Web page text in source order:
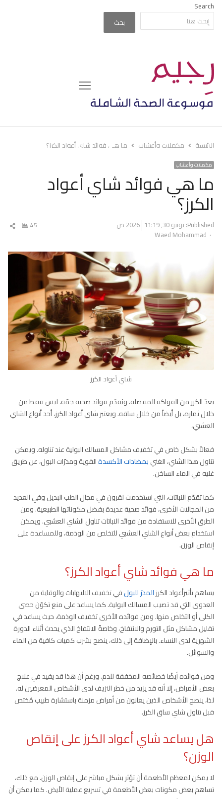
Search
بحث
Menu
الرئيسة مكملات وأعشاب ما هي فوائد شاي أعواد الكرز؟
مكملات وأعشاب
ما هي فوائد شاي أعواد
الكرز؟
Published: يونيو 30, 2026 11:19 ص
Author
Waed Mohammad
45
شاي أعواد الكرز
يعدّ الكرز من الفواكه المفضلة، ويُقدّم فوائد صحية جمّة، ليس فقط من
خلال ثماره، بل أيضاً من خلال ساقه. ويعتبر شاي أعواد الكرز، أحد أنواع الشاي
العشبي،
فعالاً بشكل خاص في تخفيف مشاكل المسالك البولية عند تناوله. ويمكن
تناول هذا الشاي، الغنيبمضادات الأكسدةالقوية ومدرّات البول، عن طريق
غليه في الماء الساخن.
كما تقدّم النباتات، التي استخدمت لقرون في مجال الطب البديل وفي العديد
من المجالات الأخرى، فوائد صحية عديدة بفضل مكوناتها الطبيعية. ومن
الطرق الأخرى للاستفادة من فوائد النباتات تناول الشاي العشبي. ويمكن
استخدام بعض أنواع الشاي العشبي للتخلص من الوذمة، وللمساعدة على
إنقاص الوزن.
ما هي فوائد شاي أعواد الكرز؟
يساهم تأثيرأعواد الكرزالمدرّ للبولفي تخفيف الالتهابات والوقاية من
العدوى التي قد تصيب المسالك البولية. كما يساعد على منع تكوّن حصى
الكلى أو التخلص منها. ومن فوائده الأخرى تخفيف الوذمة، حيث يساعد في
تقليل مشاكل مثل التورم والانتفاخ، وخاصةً الانتفاخ الذي يحدث أثناء الدورة
الشهرية لدى النساء. بالإضافة إلى ذلك، ينصح بشرب كميات كافية من الماء
والسوائل.
ومن فوائده أيضًا خصائصه المخففة للدم. ورغم أن هذا قد يفيد في علاج
بعض الأمراض، إلا أنه قد يزيد من خطر النزيف لدى الأشخاص المعرضين له.
لذا، ينصح الأشخاص الذين يعانون من أمراض مزمنة باستشارة طبيب مُختص
قبل تناول شاي ساق الكرز.
هل يساعد شاي أعواد الكرز على إنقاص
الوزن؟
لا يمكن لمعظم الأطعمة أن تؤثر بشكل مباشر على إنقاص الوزن. مع ذلك،
تساهم بعض مكونات بعض الأطعمة في تسريع عملية الأيض. كما يمكن أن